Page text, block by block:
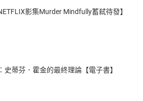
影集Murder Mindfully蓄弒待發】
史蒂芬．霍金的最終理論【電子書】